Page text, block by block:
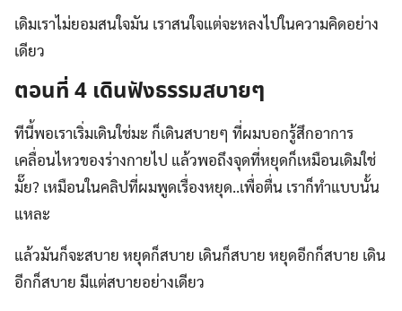
เดิมเราไม่ยอมสนใจมัน เราสนใจแต่จะหลงไปในความคิดอย่าง
เดียว
ตอนที่ 4 เดินฟังธรรมสบายๆ
ทีนี้พอเราเริ่มเดินใช่มะ ก็เดินสบายๆ ที่ผมบอกรู้สึกอาการ
เคลื่อนไหวของร่างกายไป แล้วพอถึงจุดที่หยุดก็เหมือนเดิมใช่
มั๊ย? เหมือนในคลิปที่ผมพูดเรื่องหยุด..เพื่อตื่น เราก็ทำแบบนั้น
แหละ
แล้วมันก็จะสบาย หยุดก็สบาย เดินก็สบาย หยุดอีกก็สบาย เดิน
อีกก็สบาย มีแต่สบายอย่างเดียว